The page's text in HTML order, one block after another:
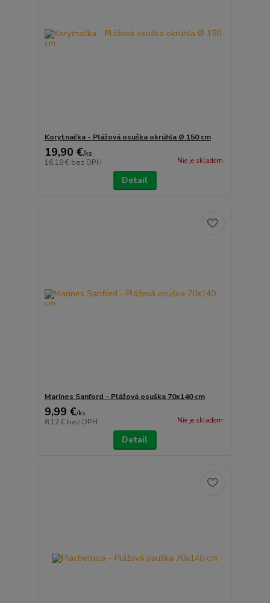
Korytnačka - Plážová osuška okrúhla Ø 150 cm
19,90 €/ks
16,18 € bez DPH Nie je skladom
Detail
Marines Sanford - Plážová osuška 70x140 cm
9,99 €/ks
8,12 € bez DPH Nie je skladom
Detail